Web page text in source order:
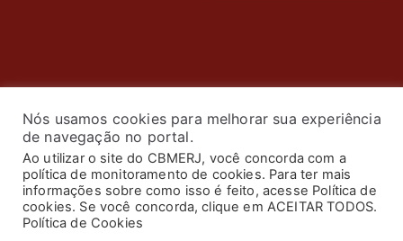
© 2024 Corpo de Bombeiros Militar do Estado do Rio de
Janeiro. Todos os Direitos Reservados. Desenvolvimento
Nós usamos cookies para melhorar sua experiência
de navegação no portal.
Ao utilizar o site do CBMERJ, você concorda com a
política de monitoramento de cookies. Para ter mais
informações sobre como isso é feito, acesse Política de
cookies. Se você concorda, clique em ACEITAR TODOS.
Política de Cookies